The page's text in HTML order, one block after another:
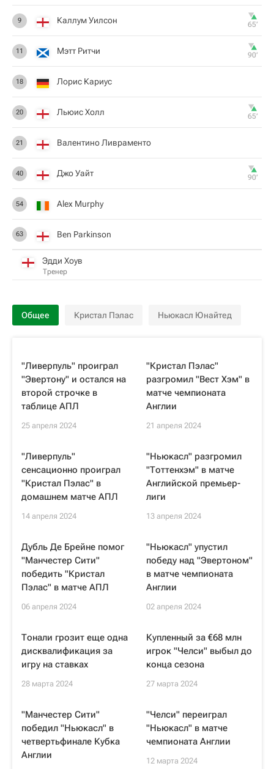
9 Каллум Уилсон 65‎’‎
11 Мэтт Ритчи 90‎’‎
18 Лорис Кариус
20 Льюис Холл 65‎’‎
21 Валентино Ливраменто
40 Джо Уайт 90‎’‎
54 Alex Murphy
63 Ben Parkinson
Эдди Хоув
Тренер
Общее Кристал Пэлас Ньюкасл Юнайтед
"Ливерпуль" проиграл
"Эвертону" и остался на
второй строчке в
таблице АПЛ
25 апреля 2024
"Кристал Пэлас"
разгромил "Вест Хэм" в
матче чемпионата
Англии
21 апреля 2024
"Ливерпуль"
сенсационно проиграл
"Кристал Пэлас" в
домашнем матче АПЛ
14 апреля 2024
"Ньюкасл" разгромил
"Тоттенхэм" в матче
Английской премьер-
лиги
13 апреля 2024
Дубль Де Брейне помог
"Манчестер Сити"
победить "Кристал
Пэлас" в матче АПЛ
06 апреля 2024
"Ньюкасл" упустил
победу над "Эвертоном"
в матче чемпионата
Англии
02 апреля 2024
Тонали грозит еще одна
дисквалификация за
игру на ставках
28 марта 2024
Купленный за €68 млн
игрок "Челси" выбыл до
конца сезона
27 марта 2024
"Манчестер Сити"
победил "Ньюкасл" в
четвертьфинале Кубка
Англии
"Челси" переиграл
"Ньюкасл" в матче
чемпионата Англии
12 марта 2024